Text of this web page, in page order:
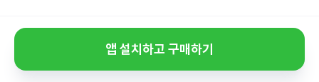
앱 설치하고 구매하기